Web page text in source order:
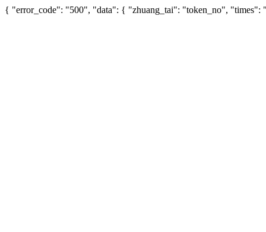
{ "error_code": "500", "data": { "zhuang_tai": "token_no", "times":